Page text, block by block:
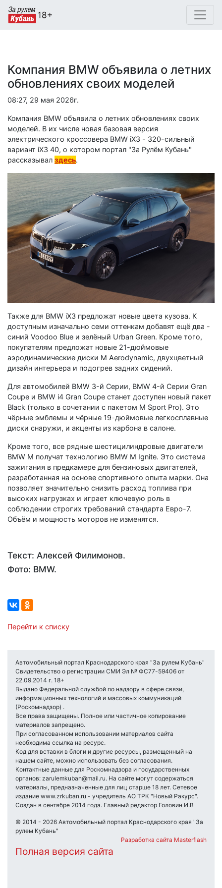
Компания BMW объявила о летних
обновлениях своих моделей
08:27, 29 мая 2026г.
Компания BMW объявила о летних обновлениях своих
моделей. В их числе новая базовая версия
электрического кроссовера BMW iX3 - 320-сильный
вариант iX3 40, о котором портал "За Рулём Кубань"
рассказывал здесь.
Также для BMW iX3 предложат новые цвета кузова. К
доступным изначально семи оттенкам добавят ещё два -
синий Voodoo Blue и зелёный Urban Green. Кроме того,
покупателям предложат новые 21-дюймовые
аэродинамические диски M Aerodynamic, двухцветный
дизайн интерьера и подогрев задних сидений.
Для автомобилей BMW 3-й Серии, BMW 4-й Серии Gran
Coupe и BMW i4 Gran Coupe станет доступен новый пакет
Black (только в сочетании с пакетом M Sport Pro). Это
чёрные эмблемы и чёрные 19-дюймовые легкосплавные
диски снаружи, и акценты из карбона в салоне.
Кроме того, все рядные шестицилиндровые двигатели
BMW M получат технологию BMW M Ignite. Это система
зажигания в предкамере для бензиновых двигателей,
разработанная на основе спортивного опыта марки. Она
позволяет значительно снизить расход топлива при
высоких нагрузках и играет ключевую роль в
соблюдении строгих требований стандарта Евро-7.
Объём и мощность моторов не изменятся.
Текст: Алексей Филимонов.
Фото: BMW.
Перейти к списку
Автомобильный портал Краснодарского края "За рулем Кубань"
Свидетельство о регистрации СМИ Эл № ФС77-59406 от
22.09.2014 г. 18+
Выдано Федеральной службой по надзору в сфере связи,
информационных технологий и массовых коммуникаций
(Роскомнадзор) .
Все права защищены. Полное или частичное копирование
материалов запрещено.
При согласованном использовании материалов сайта
необходима ссылка на ресурс.
Код для вставки в блоги и другие ресурсы, размещенный на
нашем сайте, можно использовать без согласования.
Контактные данные для Роскомнадзора и государственных
органов: zarulemkuban@mail.ru. На сайте могут содержаться
материалы, предназначенные для лиц старше 18 лет. Сетевое
издание www.zrkuban.ru - учредитель АО ТРК "Новый Ракурс".
Создан в сентябре 2014 года. Главный редактор Головин И.В
© 2014 - 2026 Автомобильный портал Краснодарского края "За
рулем Кубань"
Разработка сайта Masterflash
Полная версия сайта